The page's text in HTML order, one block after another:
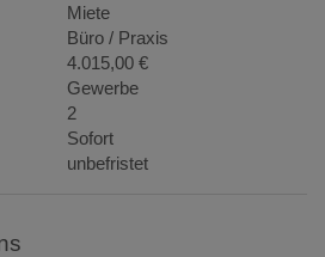
Miete
Büro / Praxis
4.015,00 €
Gewerbe
2
Sofort
unbefristet